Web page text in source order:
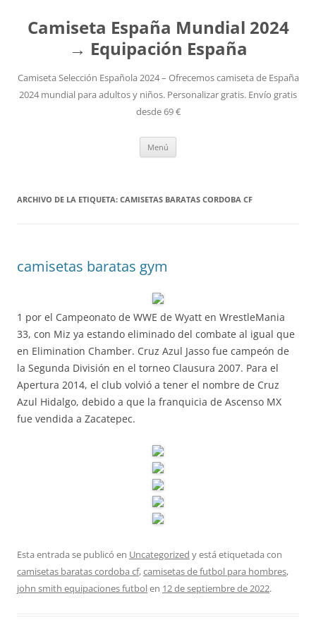
Camiseta España Mundial 2024
→ Equipación España
Camiseta Selección Española 2024 – Ofrecemos camiseta de España
2024 mundial para adultos y niños. Personalizar gratis. Envío gratis
desde 69 €
Menú
ARCHIVO DE LA ETIQUETA: CAMISETAS BARATAS CORDOBA CF
camisetas baratas gym
1 por el Campeonato de WWE de Wyatt en WrestleMania
33, con Miz ya estando eliminado del combate al igual que
en Elimination Chamber. Cruz Azul Jasso fue campeón de
la Segunda División en el torneo Clausura 2007. Para el
Apertura 2014, el club volvió a tener el nombre de Cruz
Azul Hidalgo, debido a que la franquicia de Ascenso MX
fue vendida a Zacatepec.
Esta entrada se publicó en Uncategorized y está etiquetada con
camisetas baratas cordoba cf,camisetas de futbol para hombres,
john smith equipaciones futbolen 12 de septiembre de 2022.